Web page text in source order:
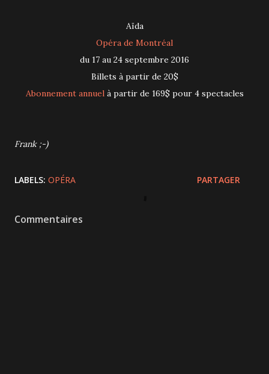
Aïda
Opéra de Montréal
du 17 au 24 septembre 2016
Billets à partir de 20$
Abonnement annuelà partir de 169$ pour 4 spectacles
Frank ;-)
LABELS: OPÉRA PARTAGER
Commentaires